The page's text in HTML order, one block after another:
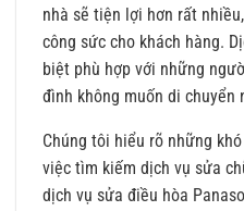
nhà sẽ tiện lợi hơn rất
công sức cho khách hàng.
biệt phù hợp với những
đình không muốn di
Chúng tôi hiểu rõ những
việc tìm kiếm dịch vụ sửa
dịch vụ sửa điều hòa